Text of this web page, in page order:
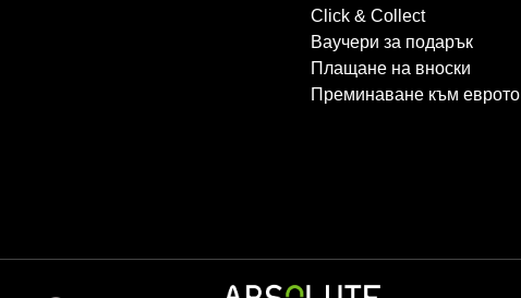
Click & Collect
Ваучери за подарък
Плащане на вноски
Преминаване към еврото